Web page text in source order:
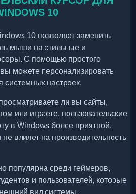
10
10 позволяет заменить
мыши на стильные и
С помощью простого
можете персонализировать
системных настроек.
ли вы сайты,
или играете, пользовательские
в Windows более приятной.
влияет на производительность
популярна среди геймеров,
и пользователей, которые
вид системы.